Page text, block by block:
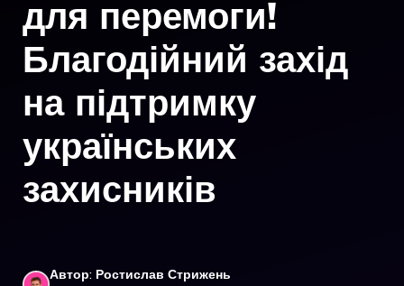
для перемоги!
Благодійний захід
на підтримку
українських
захисників
Автор: Ростислав Стрижень